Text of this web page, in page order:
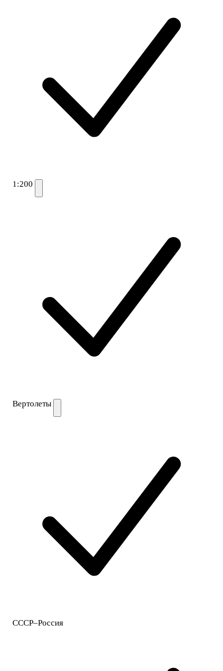
1:200
Вертолеты
СССР–Россия